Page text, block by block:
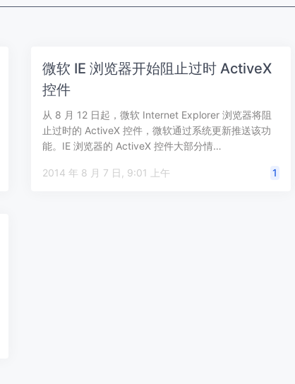
微软 IE 浏览器开始阻止过时 ActiveX
控件
从 8 月 12 日起，微软 Internet Explorer 浏览器将阻
止过时的 ActiveX 控件，微软通过系统更新推送该功
能。IE 浏览器的 ActiveX 控件大部分情…
2014 年 8 月 7 日, 9:01 上午 1